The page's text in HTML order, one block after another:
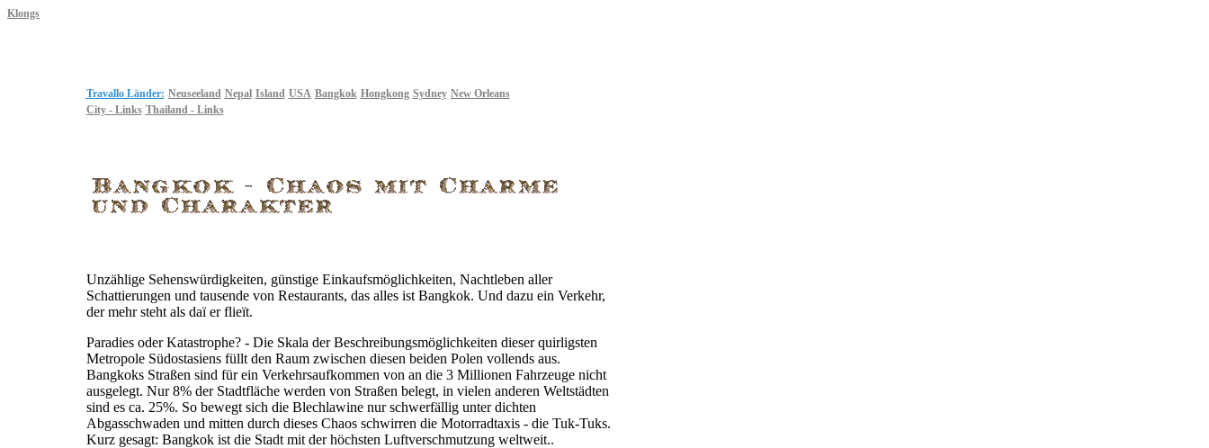
Klongs
Travallo Länder: Neuseeland Nepal Island USA Bangkok Hongkong Sydney New Orleans
City - Links Thailand - Links
Unzählige Sehenswürdigkeiten, günstige Einkaufsmöglichkeiten, Nachtleben aller
Schattierungen und tausende von Restaurants, das alles ist Bangkok. Und dazu ein Verkehr,
der mehr steht als daï er flieït.
Paradies oder Katastrophe? - Die Skala der Beschreibungsmöglichkeiten dieser quirligsten
Metropole Südostasiens füllt den Raum zwischen diesen beiden Polen vollends aus.
Bangkoks Straßen sind für ein Verkehrsaufkommen von an die 3 Millionen Fahrzeuge nicht
ausgelegt. Nur 8% der Stadtfläche werden von Straßen belegt, in vielen anderen Weltstädten
sind es ca. 25%. So bewegt sich die Blechlawine nur schwerfällig unter dichten
Abgasschwaden und mitten durch dieses Chaos schwirren die Motorradtaxis - die Tuk-Tuks.
Kurz gesagt: Bangkok ist die Stadt mit der höchsten Luftverschmutzung weltweit..